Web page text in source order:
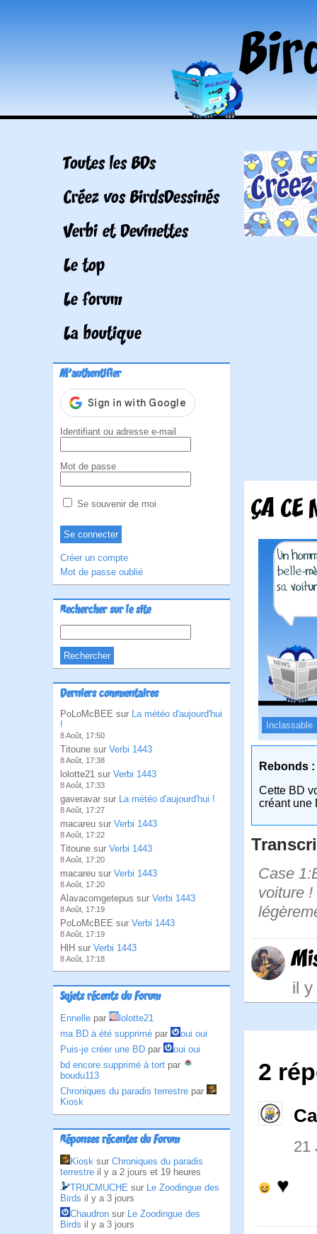
Toutes les BDs
Créez vos BirdsDessinés
Verbi et Devinettes
Le top
Le forum
La boutique
M'authentifier
Identifiant ou adresse e-mail
Mot de passe
Se souvenir de moi
Créer un compte
Mot de passe oublié
Rechercher sur le site
Derniers commentaires
PoLoMcBEE sur La météo d'aujourd'hui
!
8 Août, 17:50
Titoune sur Verbi 1443
8 Août, 17:38
lolotte21 sur Verbi 1443
8 Août, 17:33
gaveravar sur La météo d'aujourd'hui !
8 Août, 17:27
macareu sur Verbi 1443
8 Août, 17:22
Titoune sur Verbi 1443
8 Août, 17:20
macareu sur Verbi 1443
8 Août, 17:20
Alavacomgetepus sur Verbi 1443
8 Août, 17:19
PoLoMcBEE sur Verbi 1443
8 Août, 17:19
HlH sur Verbi 1443
8 Août, 17:18
Sujets récents du Forum
Ennelle par
lolotte21
ma BD à été supprimé par
oui oui
Puis-je créer une BD par
oui oui
bd encore supprimé à tort par
boudu113
Chroniques du paradis terrestre par
Kiosk
Réponses récentes du Forum
Kiosk sur Chroniques du paradis
terrestre il y a 2 jours et 19 heures
TRUCMUCHE sur Le Zoodingue des
Birds il y a 3 jours
Chaudron sur Le Zoodingue des
Birds il y a 3 jours
ÇA CE
Inclassable
Rebonds :
Cette BD
créant une
Case
voiture !
il y
2
21
♥